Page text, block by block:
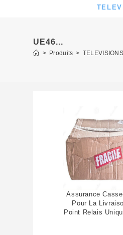
UE46...
> Produits > TELEVISIONS
Assurance
Pour La
Point Relais